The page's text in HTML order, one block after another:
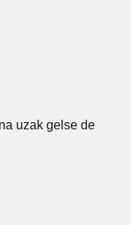
uzak gelse de